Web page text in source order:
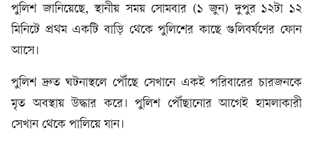
পুলিশ জানিয়েছে, স্থানীয় সময় সোমবার (১ জুন) দুপুর ১২টা ১২
মিনিটে প্রথম একটি বাড়ি থেকে পুলিশের কাছে গুলিবর্ষণের ফোন
আসে।
পুলিশ দ্রুত ঘটনাস্থলে পৌঁছে সেখানে একই পরিবারের চারজনকে
মৃত অবস্থায় উদ্ধার করে। পুলিশ পৌঁছানোর আগেই হামলাকারী
সেখান থেকে পালিয়ে যান।